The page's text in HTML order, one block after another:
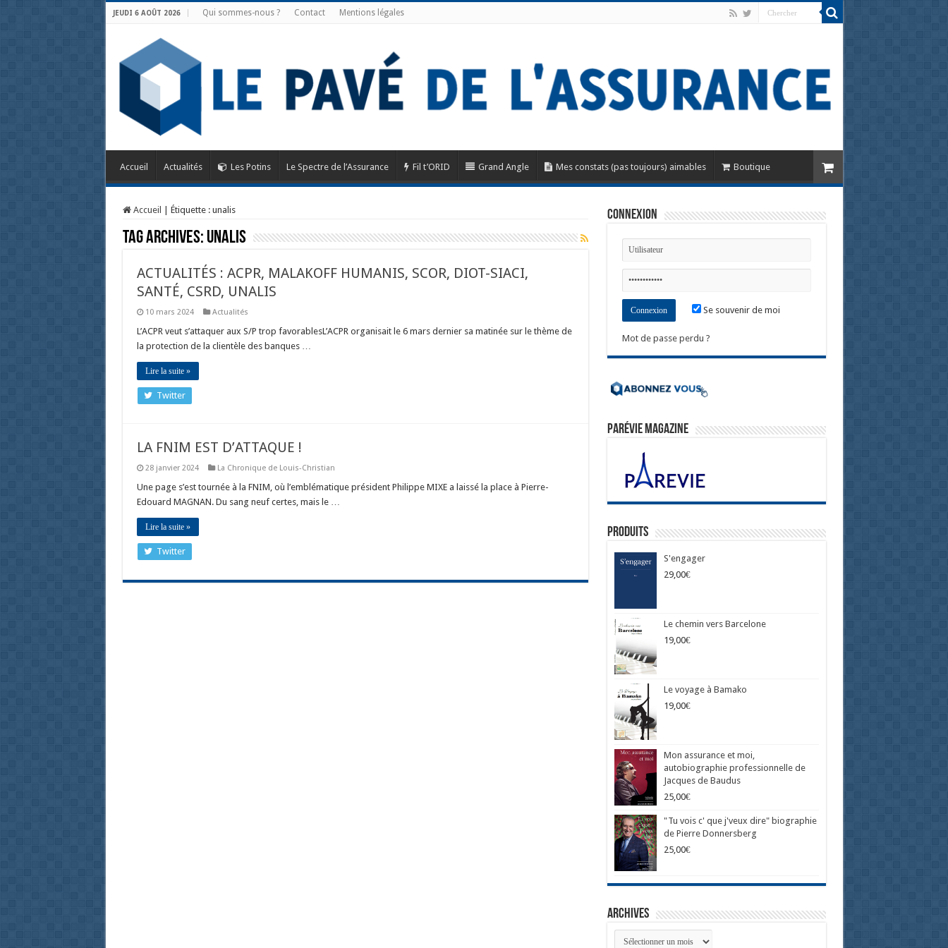
JEUDI 6 AOÛT 2026 Qui sommes-nous ? Contact Mentions légales
Accueil Actualités Les Potins Le Spectre de l’Assurance Fil t’ORID Grand Angle Mes constats (pas toujours) aimables Boutique
Accueil Étiquette : unalis
Tag Archives: unalis
ACTUALITÉS : ACPR, MALAKOFF HUMANIS, SCOR, DIOT-SIACI,
SANTÉ, CSRD, UNALIS
10 mars 2024 Actualités
L’ACPR veut s’attaquer aux S/P trop favorablesL’ACPR organisait le 6 mars dernier sa matinée sur le thème de
la protection de la clientèle des banques …
Lire la suite »
Twitter
LA FNIM EST D’ATTAQUE !
28 janvier 2024 La Chronique de Louis-Christian
Une page s’est tournée à la FNIM, où l’emblématique président Philippe MIXE a laissé la place à Pierre-
Edouard MAGNAN. Du sang neuf certes, mais le …
Lire la suite »
Twitter
Connexion
Se souvenir de moi
Mot de passe perdu ?
ParéVie Magazine
Produits
S'engager
29,00€
Le chemin vers Barcelone
19,00€
Le voyage à Bamako
19,00€
Mon assurance et moi,
autobiographie professionnelle de
Jacques de Baudus
25,00€
"Tu vois c' que j'veux dire" biographie
de Pierre Donnersberg
25,00€
Archives
Archives